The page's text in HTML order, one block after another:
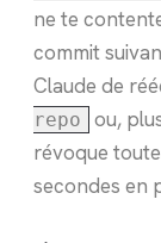
ne te
commit
Claude de
repo
ou,
révoque
secondes en